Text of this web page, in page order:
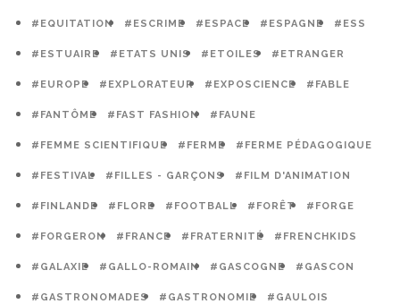
#EQUITATION #ESCRIME #ESPACE #ESPAGNE #ESS
#ESTUAIRE #ETATS UNIS #ETOILES #ETRANGER
#EUROPE #EXPLORATEUR #EXPOSCIENCE #FABLE
#FANTÔME #FAST FASHION #FAUNE
#FEMME SCIENTIFIQUE #FERME #FERME PÉDAGOGIQUE
#FESTIVAL #FILLES - GARÇONS #FILM D'ANIMATION
#FINLANDE #FLORE #FOOTBALL #FORÊT #FORGE
#FORGERON #FRANCE #FRATERNITÉ #FRENCHKIDS
#GALAXIE #GALLO-ROMAIN #GASCOGNE #GASCON
#GASTRONOMADES #GASTRONOMIE #GAULOIS